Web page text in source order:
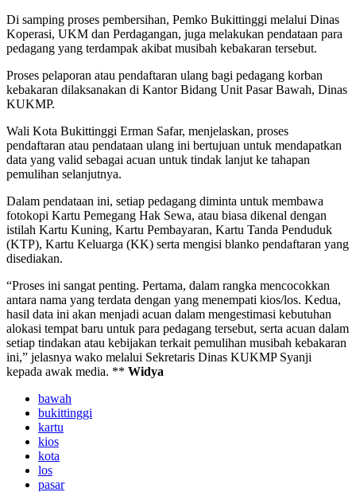
Di samping proses pembersihan, Pemko Bukittinggi melalui Dinas
Koperasi, UKM dan Perdagangan, juga melakukan pendataan para
pedagang yang terdampak akibat musibah kebakaran tersebut.
Proses pelaporan atau pendaftaran ulang bagi pedagang korban
kebakaran dilaksanakan di Kantor Bidang Unit Pasar Bawah, Dinas
KUKMP.
Wali Kota Bukittinggi Erman Safar, menjelaskan, proses
pendaftaran atau pendataan ulang ini bertujuan untuk mendapatkan
data yang valid sebagai acuan untuk tindak lanjut ke tahapan
pemulihan selanjutnya.
Dalam pendataan ini, setiap pedagang diminta untuk membawa
fotokopi Kartu Pemegang Hak Sewa, atau biasa dikenal dengan
istilah Kartu Kuning, Kartu Pembayaran, Kartu Tanda Penduduk
(KTP), Kartu Keluarga (KK) serta mengisi blanko pendaftaran yang
disediakan.
“Proses ini sangat penting. Pertama, dalam rangka mencocokkan
antara nama yang terdata dengan yang menempati kios/los. Kedua,
hasil data ini akan menjadi acuan dalam mengestimasi kebutuhan
alokasi tempat baru untuk para pedagang tersebut, serta acuan dalam
setiap tindakan atau kebijakan terkait pemulihan musibah kebakaran
ini,” jelasnya wako melalui Sekretaris Dinas KUKMP Syanji
kepada awak media. ** Widya
bawah
bukittinggi
kartu
kios
kota
los
pasar